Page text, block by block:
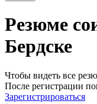
Резюме
Бердске
Чтобы видеть все
После регистрации
Зарегистрироваться